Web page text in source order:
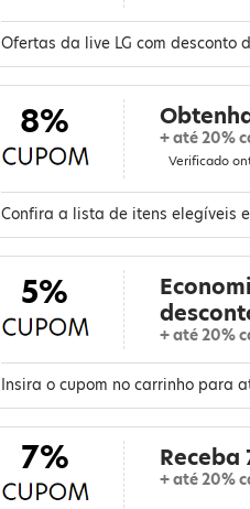
Ofertas da live LG com desconto
8% + até 20%
Verificado
Confira a lista de itens elegíveis
5%
+ até 20%
Insira o cupom no carrinho para
7% Receba
+ até 20%